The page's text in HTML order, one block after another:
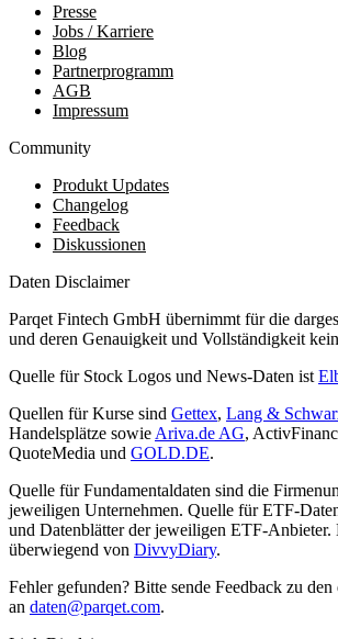
Presse
Jobs / Karriere
Blog
Partnerprogramm
AGB
Impressum
Community
Produkt Updates
Changelog
Feedback
Diskussionen
Daten Disclaimer
Parqet Fintech GmbH übernimmt für die
und deren Genauigkeit und Vollständigkeit
Quelle für Stock Logos und News-Daten ist
Quellen für Kurse sind Gettex, Lang &
Handelsplätze sowie Ariva.de AG,
QuoteMedia und GOLD.DE.
Quelle für Fundamentaldaten sind die
jeweiligen Unternehmen. Quelle für ETF-
und Datenblätter der jeweiligen ETF-Anbieter.
überwiegend von DivvyDiary.
Fehler gefunden? Bitte sende Feedback zu den
an daten@parqet.com.